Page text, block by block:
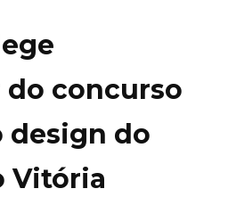
concurso
design do
Vitória